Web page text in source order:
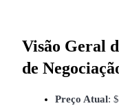
Visão Geral
de
Preço Atual: